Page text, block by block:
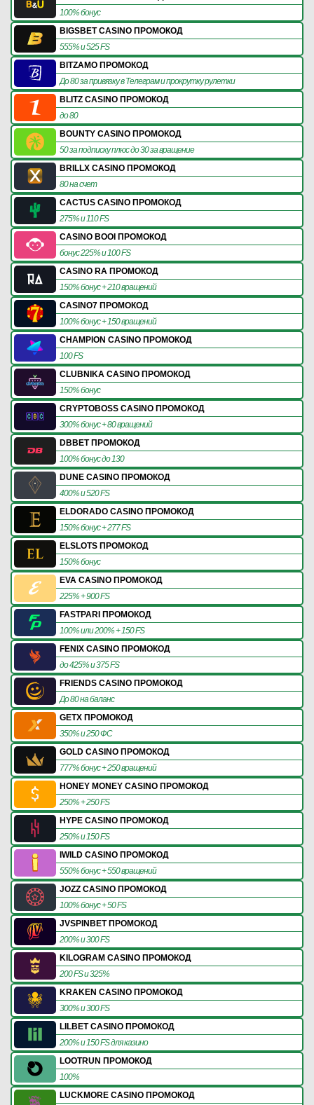
100% бонус
BIGSBET CASINO ПРОМОКОД
555% и 525 FS
BITZAMO ПРОМОКОД
До 80 за привязку в Телеграм и прокрутку рулетки
BLITZ CASINO ПРОМОКОД
до 80
BOUNTY CASINO ПРОМОКОД
50 за подписку плюс до 30 за вращение
BRILLX CASINO ПРОМОКОД
80 на счет
CACTUS CASINO ПРОМОКОД
275% и 110 FS
CASINO BOOI ПРОМОКОД
бонус 225% и 100 FS
CASINO RA ПРОМОКОД
150% бонус + 210 вращений
CASINO7 ПРОМОКОД
100% бонус + 150 вращений
CHAMPION CASINO ПРОМОКОД
100 FS
CLUBNIKA CASINO ПРОМОКОД
150% бонус
CRYPTOBOSS CASINO ПРОМОКОД
300% бонус + 80 вращений
DBBET ПРОМОКОД
100% бонус до 130
DUNE CASINO ПРОМОКОД
400% и 520 FS
ELDORADO CASINO ПРОМОКОД
150% бонус + 277 FS
ELSLOTS ПРОМОКОД
150% бонус
EVA CASINO ПРОМОКОД
225% + 900 FS
FASTPARI ПРОМОКОД
100% или 200% + 150 FS
FENIX CASINO ПРОМОКОД
до 425% и 375 FS
FRIENDS CASINO ПРОМОКОД
До 80 на баланс
GETX ПРОМОКОД
350% и 250 ФС
GOLD CASINO ПРОМОКОД
777% бонус + 250 вращений
HONEY MONEY CASINO ПРОМОКОД
250% + 250 FS
HYPE CASINO ПРОМОКОД
250% и 150 FS
IWILD CASINO ПРОМОКОД
550% бонус + 550 вращений
JOZZ CASINO ПРОМОКОД
100% бонус + 50 FS
JVSPINBET ПРОМОКОД
200% и 300 FS
KILOGRAM CASINO ПРОМОКОД
200 FS и 325%
KRAKEN CASINO ПРОМОКОД
300% и 300 FS
LILBET CASINO ПРОМОКОД
200% и 150 FS для казино
LOOTRUN ПРОМОКОД
100%
LUCKMORE CASINO ПРОМОКОД